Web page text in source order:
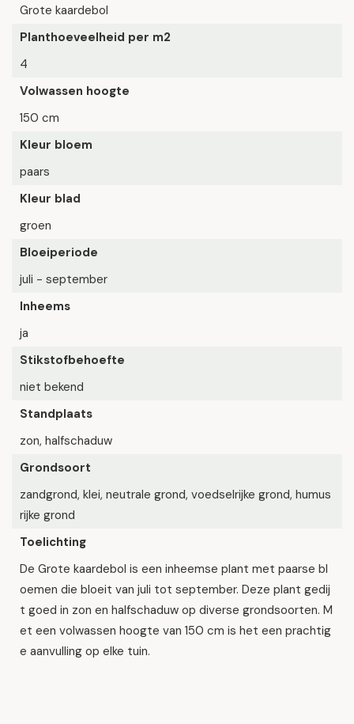
Grote kaardebol
Planthoeveelheid per m2
4
Volwassen hoogte
150 cm
Kleur bloem
paars
Kleur blad
groen
Bloeiperiode
juli - september
Inheems
ja
Stikstofbehoefte
niet bekend
Standplaats
zon, halfschaduw
Grondsoort
zandgrond, klei, neutrale grond, voedselrijke grond, humus
rijke grond
Toelichting
De Grote kaardebol is een inheemse plant met paarse bl
oemen die bloeit van juli tot september. Deze plant gedij
t goed in zon en halfschaduw op diverse grondsoorten. M
et een volwassen hoogte van 150 cm is het een prachtig
e aanvulling op elke tuin.